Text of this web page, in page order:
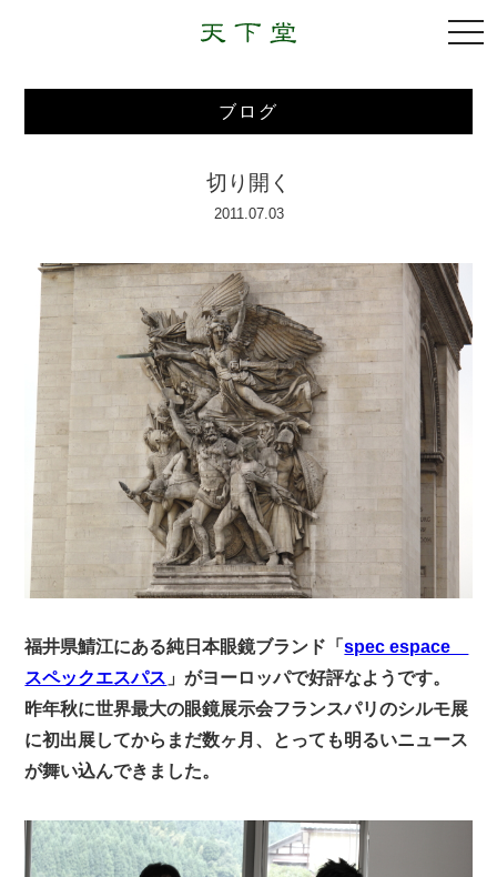
ブログ
切り開く
2011.07.03
福井県鯖江にある純日本眼鏡ブランド「spec espace
スペックエスパス 」がヨーロッパで好評なようです。
昨年秋に世界最大の眼鏡展示会フランスパリのシルモ展
に初出展してからまだ数ヶ月、とっても明るいニュース
が舞い込んできました。